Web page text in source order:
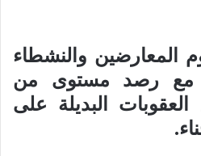
المعارضين والنشطاء
مع رصد مستوى من
البديلة على